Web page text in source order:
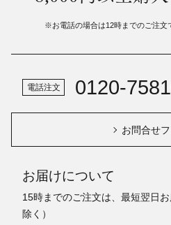
※お電話の場合は12時までのご注文
電話注文 0120-
お問合せ
お届けについて
15時までのご注文は、最短翌日
除く）